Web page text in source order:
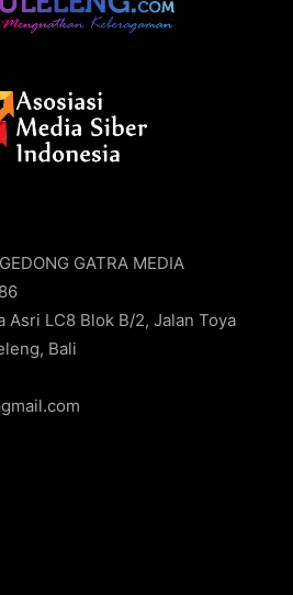
GATRA MEDIA
Asri LC8 Blok B/2, Jalan Toya
Bali